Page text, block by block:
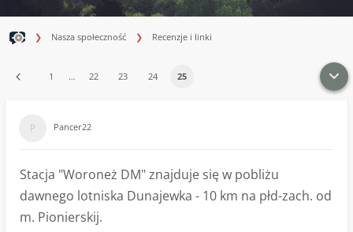
Nasza społeczność Recenzje i linki
1 … 22 23 24 25
Pancer22
Stacja "Woroneż DM" znajduje się w pobliżu
dawnego lotniska Dunajewka - 10 km na płd-zach. od
m. Pionierskij.